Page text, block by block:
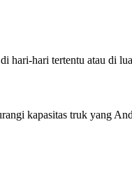
hari-hari tertentu atau di
kapasitas truk yang